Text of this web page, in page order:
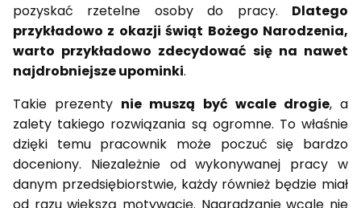
pozyskać rzetelne osoby do pracy. Dlatego
przykładowo z okazji świąt Bożego Narodzenia,
warto przykładowo zdecydować się na nawet
najdrobniejsze upominki.
Takie prezenty nie muszą być wcale drogie, a
zalety takiego rozwiązania są ogromne. To właśnie
dzięki temu pracownik może poczuć się bardzo
doceniony. Niezależnie od wykonywanej pracy w
danym przedsiębiorstwie, każdy również będzie miał